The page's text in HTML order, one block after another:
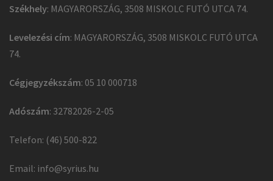
Székhely: MAGYARORSZÁG, 3508 MISKOLC FUTÓ UTCA 74.
Levelezési cím: MAGYARORSZÁG, 3508 MISKOLC FUTÓ UTCA
74.
Cégjegyzékszám: 05 10 000718
Adószám: 32782026-2-05
Telefon: (46) 500-822
Email: info@syrius.hu